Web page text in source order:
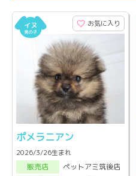
お気に入り
ポメラニアン
2026/3/26生まれ
販売店
ペットアミ筑後店